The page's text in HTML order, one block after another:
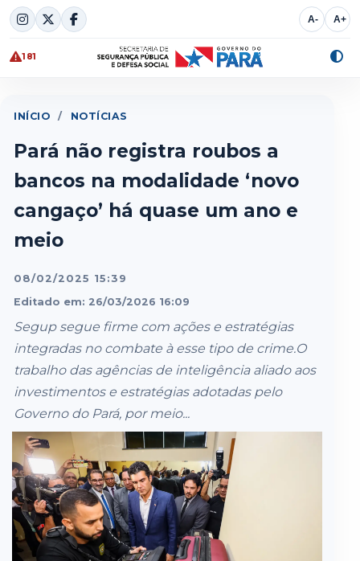
Skip
to
content
A- A+
181
INÍCIO / NOTÍCIAS
Pará não registra roubos a
bancos na modalidade ‘novo
cangaço’ há quase um ano e
meio
08/02/2025 15:39
Editado em: 26/03/2026 16:09
Segup segue firme com ações e estratégias
integradas no combate à esse tipo de crime.O
trabalho das agências de inteligência aliado aos
investimentos e estratégias adotadas pelo
Governo do Pará, por meio...